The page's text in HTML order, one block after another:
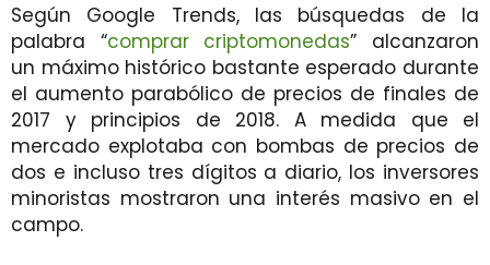
Según Google Trends, las búsquedas de la
palabra “comprar criptomonedas” alcanzaron
un máximo histórico bastante esperado durante
el aumento parabólico de precios de finales de
2017 y principios de 2018. A medida que el
mercado explotaba con bombas de precios de
dos e incluso tres dígitos a diario, los inversores
minoristas mostraron una interés masivo en el
campo.